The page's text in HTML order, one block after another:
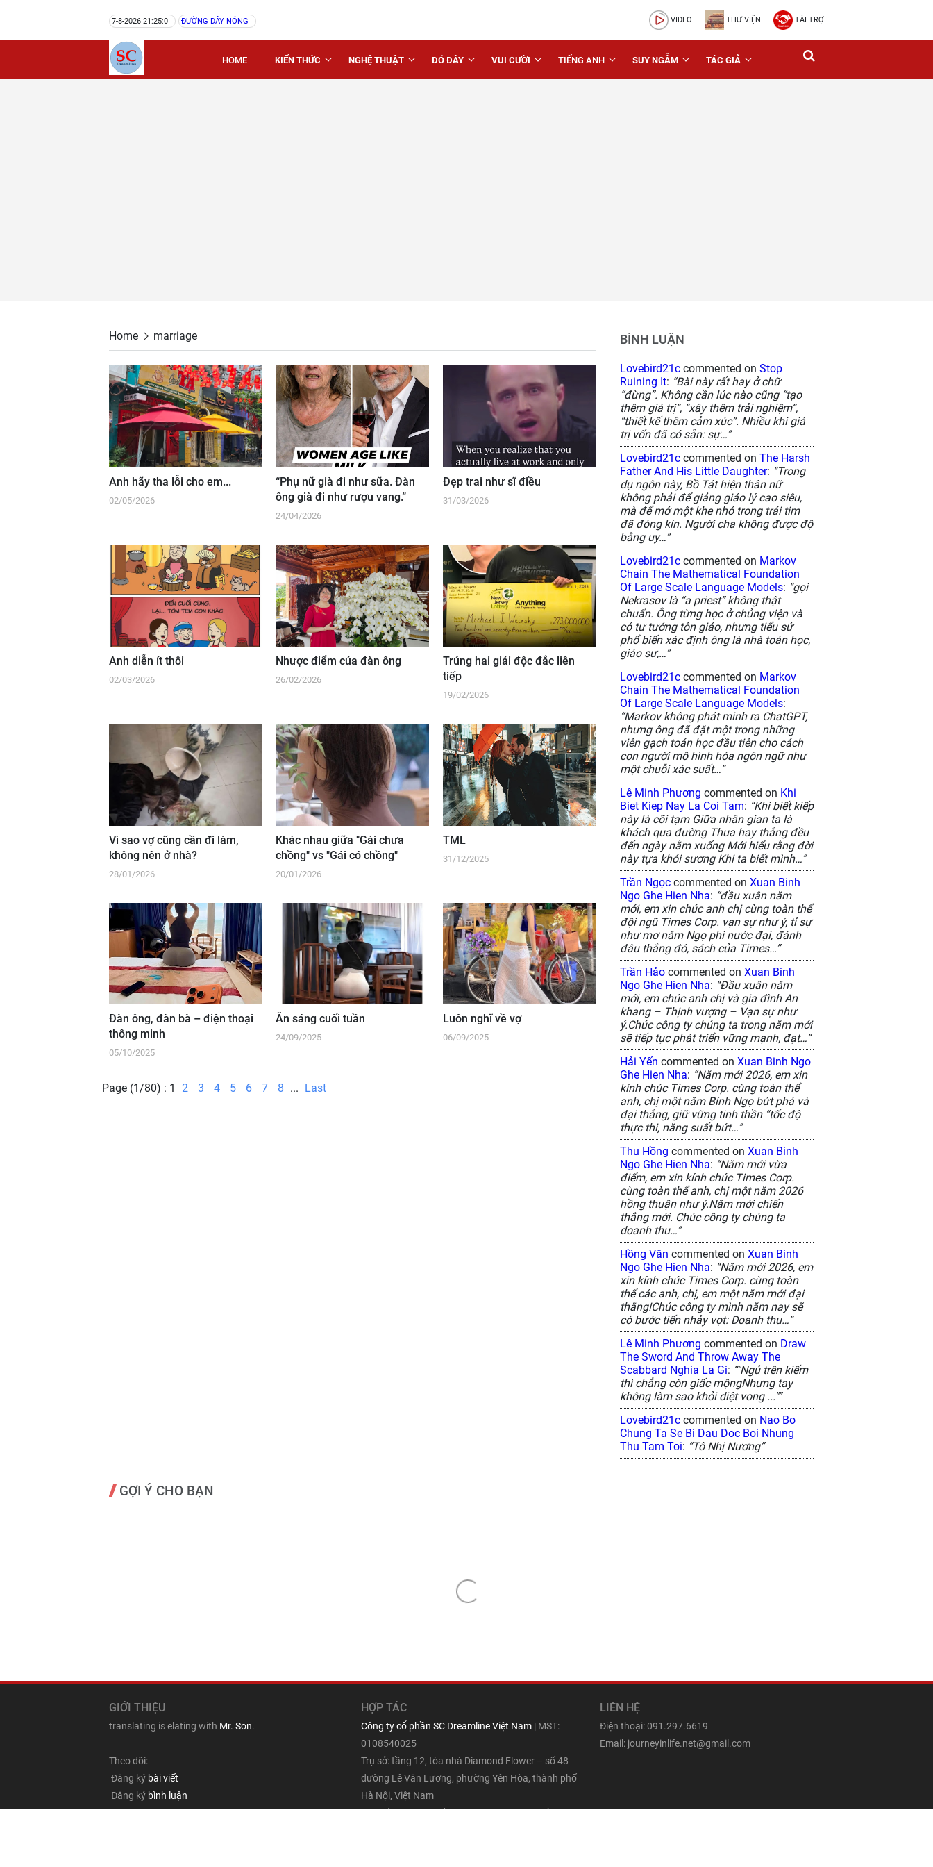
7-8-2026 21:25:0 ĐƯỜNG DÂY NÓNG VIDEO THƯ VIỆN TÀI TRỢ
HOME KIẾN THỨC NGHỆ THUẬT ĐÓ ĐÂY VUI CƯỜI TIẾNG ANH SUY NGẪM TÁC GIẢ
Home marriage
Anh hãy tha lỗi cho em...
02/05/2026
“Phụ nữ già đi như sữa. Đàn
ông già đi như rượu vang.”
24/04/2026
Đẹp trai như sĩ điều
31/03/2026
Anh diễn ít thôi
02/03/2026
Nhược điểm của đàn ông
26/02/2026
Trúng hai giải độc đắc liên
tiếp
19/02/2026
Vì sao vợ cũng cần đi làm,
không nên ở nhà?
28/01/2026
Khác nhau giữa "Gái chưa
chồng" vs "Gái có chồng"
20/01/2026
TML
31/12/2025
Đàn ông, đàn bà – điện thoại
thông minh
05/10/2025
Ăn sáng cuối tuần
24/09/2025
Luôn nghĩ về vợ
06/09/2025
Page (1/80) : 1 2 3 4 5 6 7 8 ... Last
BÌNH LUẬN
Lovebird21c commented on Stop
Ruining It: “Bài này rất hay ở chữ
“đừng”. Không cần lúc nào cũng “tạo
thêm giá trị”, “xây thêm trải nghiệm”,
“thiết kế thêm cảm xúc”. Nhiều khi giá
trị vốn đã có sẵn: sự…”
Lovebird21c commented on The Harsh
Father And His Little Daughter: “Trong
dụ ngôn này, Bồ Tát hiện thân nữ
không phải để giảng giáo lý cao siêu,
mà để mở một khe nhỏ trong trái tim
đã đóng kín. Người cha không được độ
bằng uy…”
Lovebird21c commented on Markov
Chain The Mathematical Foundation
Of Large Scale Language Models: “gọi
Nekrasov là “a priest” không thật
chuẩn. Ông từng học ở chủng viện và
có tư tưởng tôn giáo, nhưng tiểu sử
phổ biến xác định ông là nhà toán học,
giáo sư,…”
Lovebird21c commented on Markov
Chain The Mathematical Foundation
Of Large Scale Language Models:
“Markov không phát minh ra ChatGPT,
nhưng ông đã đặt một trong những
viên gạch toán học đầu tiên cho cách
con người mô hình hóa ngôn ngữ như
một chuỗi xác suất…”
Lê Minh Phương commented on Khi
Biet Kiep Nay La Coi Tam: “Khi biết kiếp
này là cõi tạm Giữa nhân gian ta là
khách qua đường Thua hay thắng đều
đến ngày nằm xuống Mới hiểu rằng đời
này tựa khói sương Khi ta biết mình…”
Trần Ngọc commented on Xuan Binh
Ngo Ghe Hien Nha: “đầu xuân năm
mới, em xin chúc anh chị cùng toàn thể
đội ngũ Times Corp. vạn sự như ý, tỉ sự
như mơ năm Ngọ phi nước đại, đánh
đâu thắng đó, sách của Times…”
Trần Hảo commented on Xuan Binh
Ngo Ghe Hien Nha: “Đầu xuân năm
mới, em chúc anh chị và gia đình An
khang – Thịnh vượng – Vạn sự như
ý.Chúc công ty chúng ta trong năm mới
sẽ tiếp tục phát triển vững mạnh, đạt…”
Hải Yến commented on Xuan Binh Ngo
Ghe Hien Nha: “Năm mới 2026, em xin
kính chúc Times Corp. cùng toàn thể
anh, chị một năm Bính Ngọ bứt phá và
đại thắng, giữ vững tinh thần “tốc độ
thực thi, năng suất bứt…”
Thu Hồng commented on Xuan Binh
Ngo Ghe Hien Nha: “Năm mới vừa
điểm, em xin kính chúc Times Corp.
cùng toàn thể anh, chị một năm 2026
hồng thuận như ý.Năm mới chiến
thắng mới. Chúc công ty chúng ta
doanh thu…”
Hồng Vân commented on Xuan Binh
Ngo Ghe Hien Nha: “Năm mới 2026, em
xin kính chúc Times Corp. cùng toàn
thể các anh, chị, em một năm mới đại
thắng!Chúc công ty mình năm nay sẽ
có bước tiến nhảy vọt: Doanh thu…”
Lê Minh Phương commented on Draw
The Sword And Throw Away The
Scabbard Nghia La Gi: “"Ngủ trên kiếm
thì chẳng còn giấc mộngNhưng tay
không làm sao khỏi diệt vong ..."”
Lovebird21c commented on Nao Bo
Chung Ta Se Bi Dau Doc Boi Nhung
Thu Tam Toi: “Tô Nhị Nương”
GỢI Ý CHO BẠN
GIỚI THIỆU
translating is elating with Mr. Son.
Theo dõi:
Đăng ký bài viết
Đăng ký bình luận
HỢP TÁC
Công ty cổ phần SC Dreamline Việt Nam | MST:
0108540025
Trụ sở: tầng 12, tòa nhà Diamond Flower – số 48
đường Lê Văn Lương, phường Yên Hòa, thành phố
Hà Nội, Việt Nam
LIÊN HỆ
Điện thoại: 091.297.6619
Email: journeyinlife.net@gmail.com